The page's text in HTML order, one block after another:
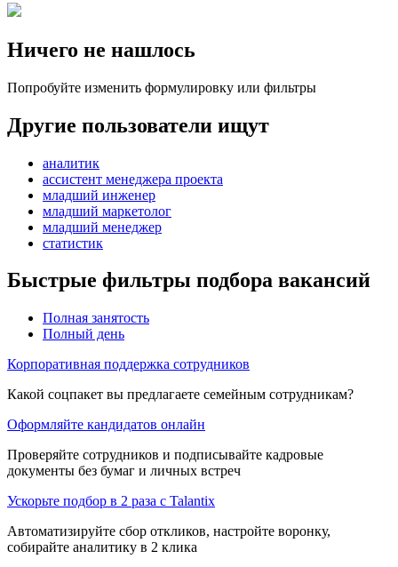
Ничего не нашлось
Попробуйте изменить формулировку или фильтры
Другие пользователи ищут
аналитик
ассистент менеджера проекта
младший инженер
младший маркетолог
младший менеджер
статистик
Быстрые фильтры подбора вакансий
Полная занятость
Полный день
Корпоративная поддержка сотрудников
Какой соцпакет вы предлагаете семейным сотрудникам?
Оформляйте кандидатов онлайн
Проверяйте сотрудников и подписывайте кадровые
документы без бумаг и личных встреч
Ускорьте подбор в 2 раза с Talantix
Автоматизируйте сбор откликов, настройте воронку,
собирайте аналитику в 2 клика